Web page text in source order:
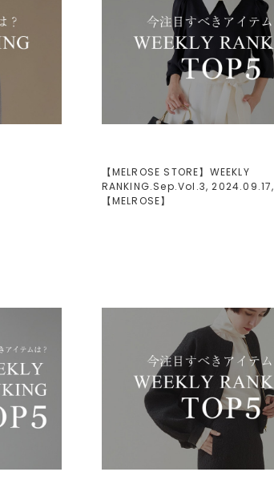
【MELROSE STORE】WEEKLY
RANKING.Sep.Vol.3, 2024.09.17,
【MELROSE】